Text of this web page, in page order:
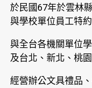
於民國67年於雲林
與學校單位員工特約
與全台各機關單位
及台北、新北、桃
經營辦公文具禮品